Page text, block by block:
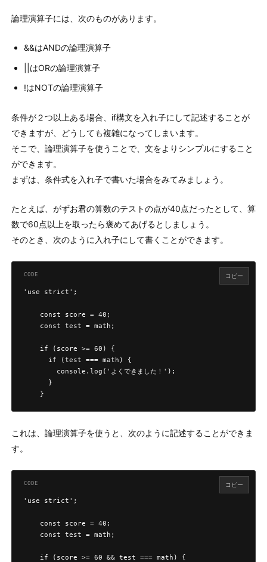
論理演算子には、次のものがあります。
&&はANDの論理演算子
||はORの論理演算子
!はNOTの論理演算子
条件が２つ以上ある場合、if構文を入れ子にして記述することが
できますが、どうしても複雑になってしまいます。
そこで、論理演算子を使うことで、文をよりシンプルにすること
ができます。
まずは、条件式を入れ子で書いた場合をみてみましょう。
たとえば、がずお君の算数のテストの点が40点だったとして、算
数で60点以上を取ったら褒めてあげるとしましょう。
そのとき、次のように入れ子にして書くことができます。
'use strict';
    const score = 40;
    const test = math;
    if (score >= 60) {
      if (test === math) {
        console.log('よくできました！');
      }
    }
コピー
これは、論理演算子を使うと、次のように記述することができま
す。
'use strict';
    const score = 40;
    const test = math;
    if (score >= 60 && test === math) {
コピー